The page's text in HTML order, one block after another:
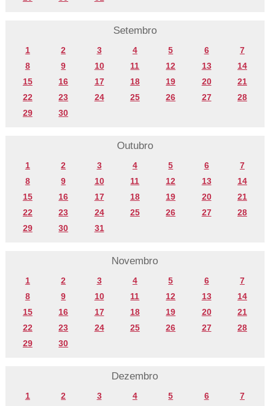
Setembro
1 2 3 4 5 6
7
8
9 10 11 12 13
14
15
16 17 18 19 20
21
22
23 24 25 26 27
28
29
30
Outubro
1 2 3 4 5 6
7
8
9 10 11 12 13
14
15
16 17 18 19 20
21
22
23 24 25 26 27
28
29
30 31
Novembro
1 2 3 4 5 6
7
8
9 10 11 12 13
14
15
16 17 18 19 20
21
22
23 24 25 26 27
28
29
30
Dezembro
1 2 3 4 5 6
7